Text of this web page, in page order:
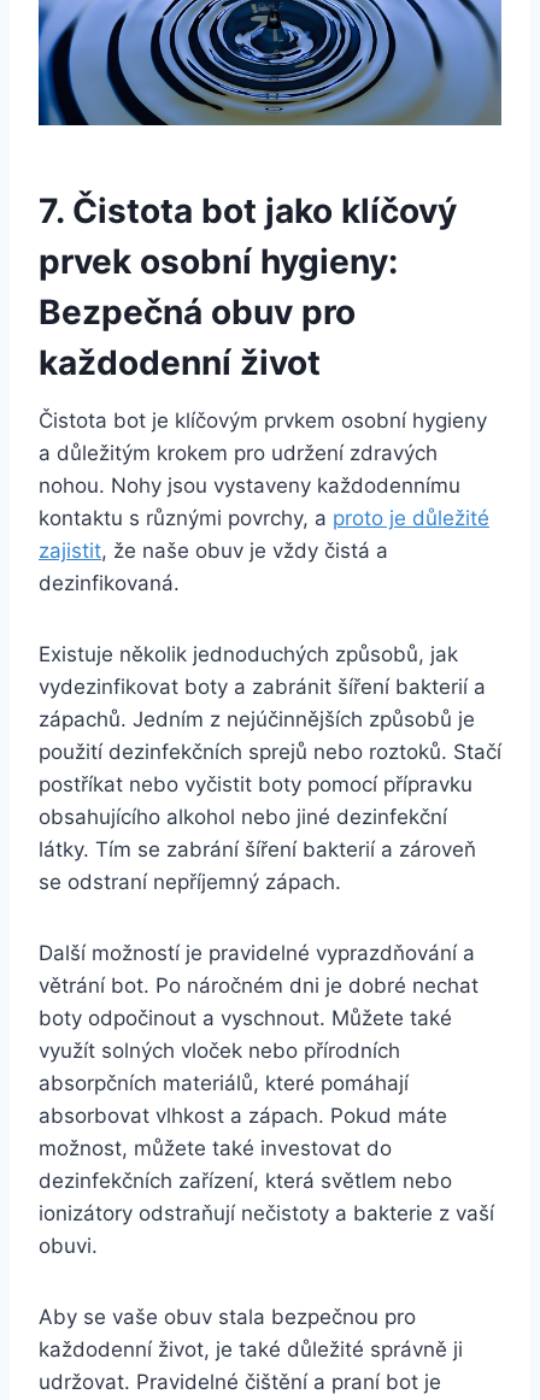
7. Čistota bot jako klíčový
prvek osobní hygieny:
Bezpečná obuv pro
každodenní život
Čistota bot je klíčovým prvkem osobní hygieny
a důležitým krokem ⁢pro udržení zdravých‍
nohou. Nohy jsou‌ vystaveny každodennímu
kontaktu s různými povrchy, a proto⁤ je ⁢důležité
zajistit, že naše obuv je vždy čistá a
dezinfikovaná.‍
Existuje několik jednoduchých​ způsobů, jak
⁣vydezinfikovat boty ⁢a zabránit šíření bakterií a
zápachů. ‍Jedním ⁣z nejúčinnějších způsobů je
použití dezinfekčních sprejů nebo‍ roztoků. Stačí
postříkat nebo vyčistit boty⁣ pomocí přípravku
obsahujícího alkohol nebo‍ jiné ‍dezinfekční
látky.‌ Tím se zabrání šíření bakterií a zároveň
se odstraní nepříjemný zápach.
Další možností je pravidelné⁢ vyprazdňování a
větrání bot.⁢ Po náročném dni je dobré nechat‍
boty odpočinout a vyschnout. Můžete také
využít solných vloček nebo přírodních
absorpčních materiálů, které pomáhají
absorbovat‍ vlhkost a⁣ zápach.⁢ Pokud máte
možnost, můžete‌ také investovat do
dezinfekčních zařízení,⁤ která ⁣světlem⁣ nebo
ionizátory odstraňují nečistoty a bakterie⁤ z vaší
obuvi.
Aby se vaše obuv stala bezpečnou⁢ pro
každodenní život, je také důležité správně ji
udržovat. Pravidelné čištění a praní bot je⁤